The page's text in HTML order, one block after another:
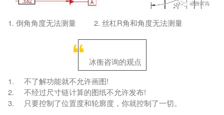
1. 倒角角度无法测量 2. 丝杠R角和角度无法测量
冰衡咨询的观点
1. 不了解功能就不允许画图!
2. 不经过尺寸链计算的图纸不允许发布!
3. 只要控制了位置度和轮廓度，你就控制了一切。